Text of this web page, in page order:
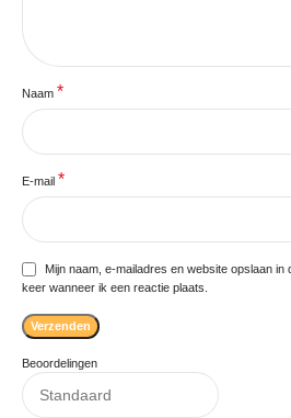
Beoordelingen
Naam *
E-mail *
Mijn naam, e-mailadres en website opslaan
keer wanneer ik een reactie plaats.